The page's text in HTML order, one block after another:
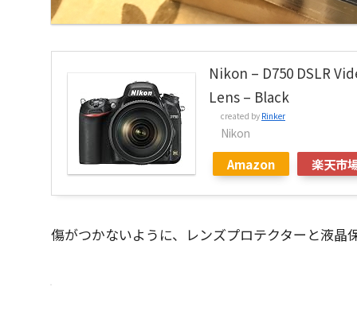
Nikon – D750 DSLR
Lens – Black
created by Rinker
Nikon
Amazon 楽天市
傷がつかないように、レンズプロテクターと液晶